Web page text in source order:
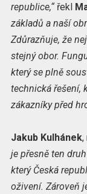
republice,“řekl
základů a naší
Zdůrazňuje, že
stejný obor.
který se plně
technická řešení,
zákazníky před
Jakub Kulhánek,
je přesně ten
který Česká
oživení. Zároveň